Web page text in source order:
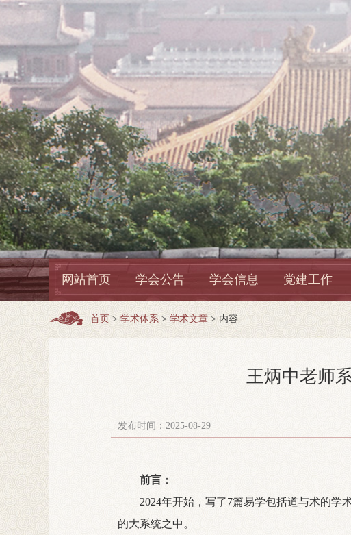
网站首页 学会公告 学会信息 党建工作
首页 > 学术体系 > 学术文章 > 内容
王炳中老师
发布时间：2025-08-29
前言 ：
2024年开始，写了7篇易学包括道与术的学
的大系统之中。